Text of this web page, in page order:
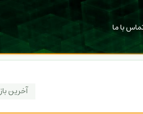
با ما
آخرین